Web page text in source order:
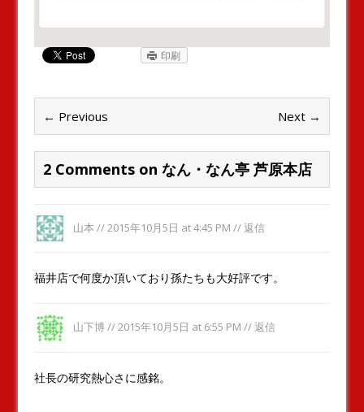
印刷
← Previous Next →
2 Comments on なん・なん亭 芦原本店
山本 // 2015年10月5日 at 4:45 PM // 返信
福井店で何度か頂いており孫たちも大好評です。
山下博 //2015年10月5日 at 6:55 PM // 返信
社長の研究熱心さに感銘。